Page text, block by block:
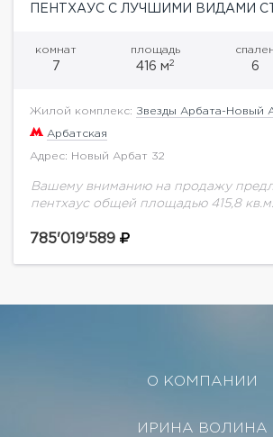
ПЕНТХАУС С ЛУЧШИМИ ВИДАМИ
комнат
7
площадь
416 м2 6
Жилой комплекс: Звезды Арбата-Новый
Арбатская
Адрес: Новый Арбат 32
Вашему вниманию на продажу
пентхаус общей площадью 415,8
многофункциональный комплекс в
785'019'589
О КОМПАНИИ
ИРИНА ВОЛИНА